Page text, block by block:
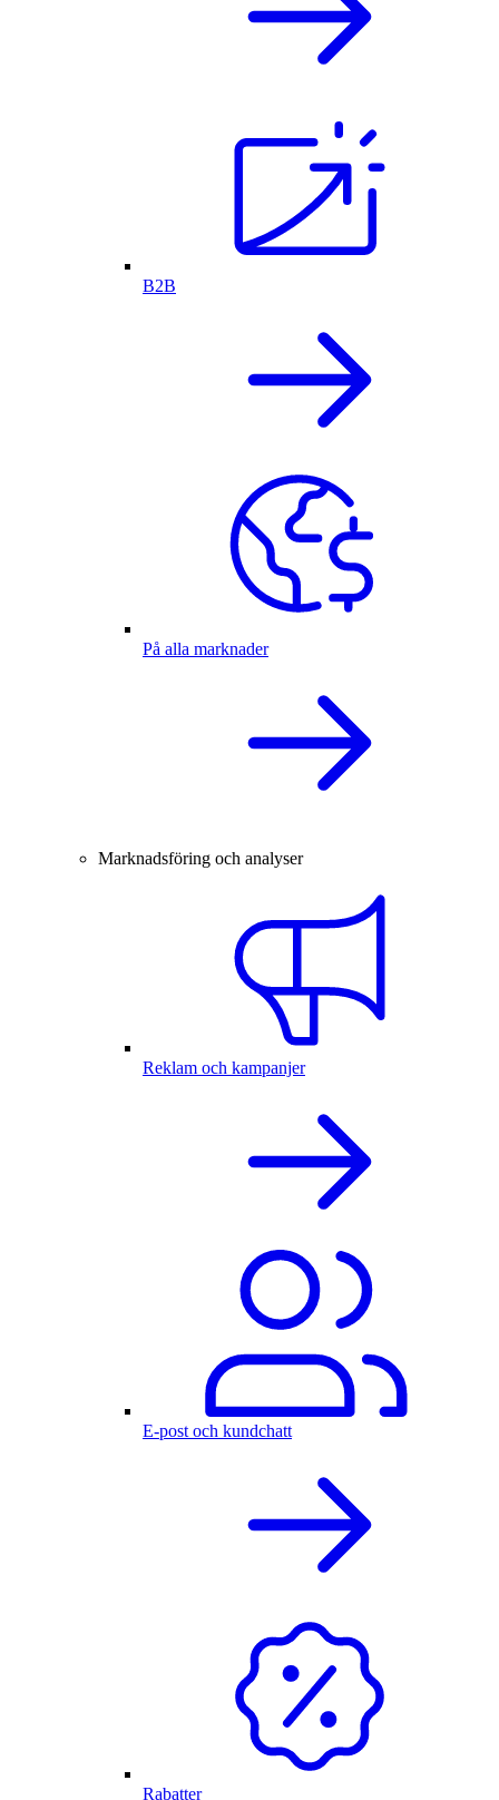
B2B
På alla marknader
Marknadsföring och analyser
Reklam och kampanjer
E-post och kundchatt
Rabatter